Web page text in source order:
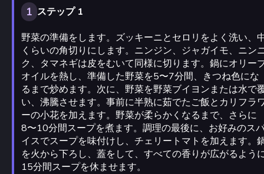
1 ステップ 1
野菜の準備をします。ズッキーニとセロリをよく洗い、
くらいの角切りにします。ニンジン、ジャガイモ、ニン
ク、タマネギは皮をむいて同様に切ります。鍋にオリー
オイルを熱し、準備した野菜を5〜7分間、きつね色にな
るまで炒めます。次に、野菜を野菜ブイヨンまたは水で
い、沸騰させます。事前に半熟に茹でたご飯とカリフラ
ーの小花を加えます。野菜が柔らかくなるまで、さらに
8〜10分間スープを煮ます。調理の最後に、お好みのス
イスでスープを味付けし、チェリートマトを加えます。
を火から下ろし、蓋をして、すべての香りが広がるよう
15分間スープを休ませます。